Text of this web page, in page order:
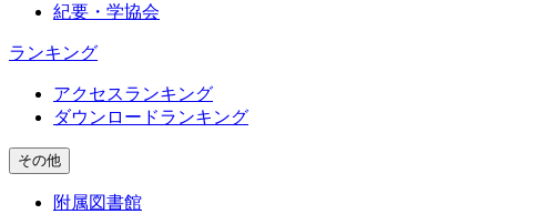
紀要・学協会
ランキング
アクセスランキング
ダウンロードランキング
その他
附属図書館